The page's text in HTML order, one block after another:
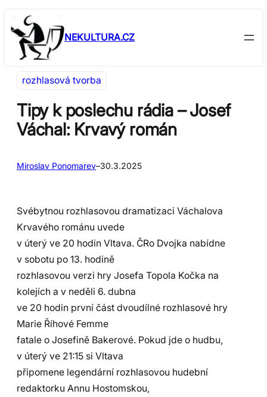
Přeskočit
na
obsah
Skip
to
content
NEKULTURA.CZ
rozhlasová tvorba
Tipy k poslechu rádia – Josef
Váchal: Krvavý román
Miroslav Ponomarev–30.3.2025
Svébytnou rozhlasovou dramatizaci Váchalova
Krvavého románu uvede
v úterý ve 20 hodin Vltava. ČRo Dvojka nabídne
v sobotu po 13. hodině
rozhlasovou verzi hry Josefa Topola Kočka na
kolejích a v neděli 6. dubna
ve 20 hodin první část dvoudílné rozhlasové hry
Marie Říhové Femme
fatale o Josefině Bakerové. Pokud jde o hudbu,
v úterý ve 21:15 si Vltava
připomene legendární rozhlasovou hudební
redaktorku Annu Hostomskou,